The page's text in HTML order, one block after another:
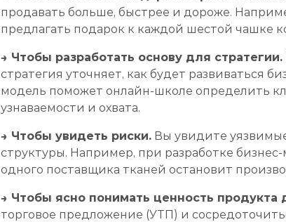
продавать больше, быстрее и дороже.
предлагать подарок к каждой шестой чашке
→ Чтобы разработать основу для стратегии.
стратегия уточняет, как будет развиваться
модель поможет онлайн-школе определить
узнаваемости и охвата.
→ Чтобы увидеть риски. Вы увидите
структуры. Например, при разработке
одного поставщика тканей остановит
→ Чтобы ясно понимать ценность продукта
торговое предложение (УТП) и